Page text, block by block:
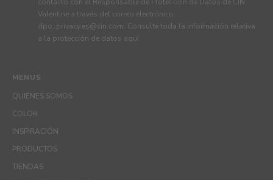
MENUS
QUIÉNES SOMOS
COLOR
INSPIRACIÓN
PRODUCTOS
TIENDAS
Valentine a través del correo electrónico
dpo_privacy.es@cin.com. Consulte toda la información relativa
a la protección de datos aquí.